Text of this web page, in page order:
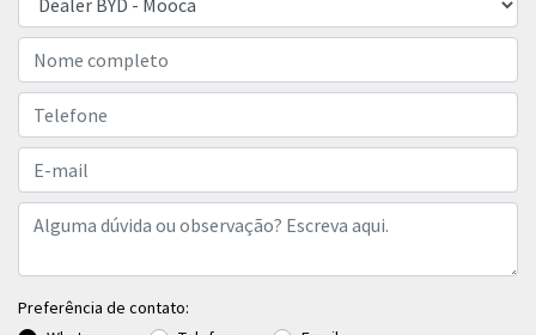
Preferência de contato: